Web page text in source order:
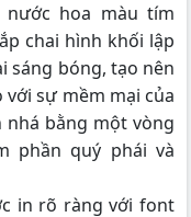
hoa màu tím
chai hình khối lập
sáng bóng, tạo nên
sự mềm mại của
nhá bằng một vòng
phần quý phái và
in rõ ràng với font